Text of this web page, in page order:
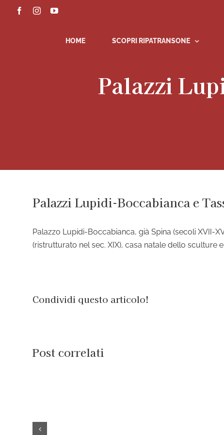
FacebookInstagramYouTube
HOME SCOPRI RIPATRANSONE
Palazzi
Palazzi Lupidi-Boccabianca e
Palazzo Lupidi-Boccabianca, già Spina (secoli XVII-
(ristrutturato nel sec. XIX), casa natale dello sculture
Condividi questo articolo!
Post correlati